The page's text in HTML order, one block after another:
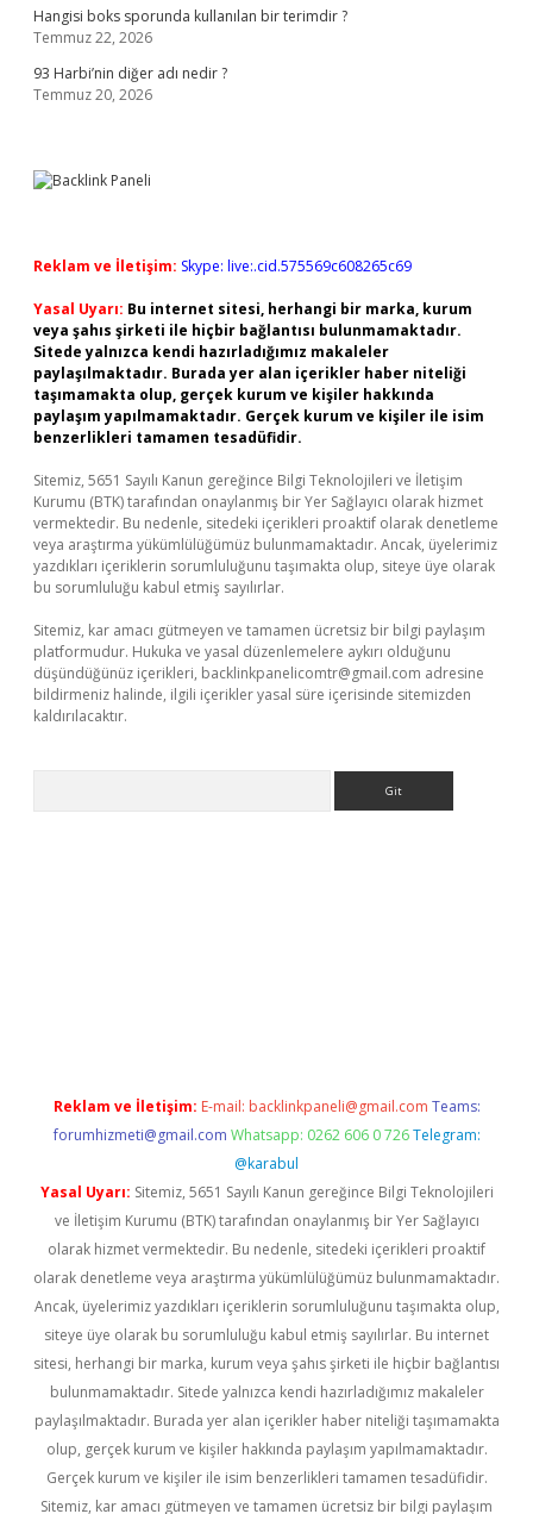
Hangisi boks sporunda kullanılan bir terimdir ?
Temmuz 22, 2026
93 Harbi’nin diğer adı nedir ?
Temmuz 20, 2026
Reklam ve İletişim: Skype: live:.cid.575569c608265c69
Yasal Uyarı: Bu internet sitesi, herhangi bir marka, kurum
veya şahıs şirketi ile hiçbir bağlantısı bulunmamaktadır.
Sitede yalnızca kendi hazırladığımız makaleler
paylaşılmaktadır. Burada yer alan içerikler haber niteliği
taşımamakta olup, gerçek kurum ve kişiler hakkında
paylaşım yapılmamaktadır. Gerçek kurum ve kişiler ile isim
benzerlikleri tamamen tesadüfidir.
Sitemiz, 5651 Sayılı Kanun gereğince Bilgi Teknolojileri ve İletişim
Kurumu (BTK) tarafından onaylanmış bir Yer Sağlayıcı olarak hizmet
vermektedir. Bu nedenle, sitedeki içerikleri proaktif olarak denetleme
veya araştırma yükümlülüğümüz bulunmamaktadır. Ancak, üyelerimiz
yazdıkları içeriklerin sorumluluğunu taşımakta olup, siteye üye olarak
bu sorumluluğu kabul etmiş sayılırlar.
Sitemiz, kar amacı gütmeyen ve tamamen ücretsiz bir bilgi paylaşım
platformudur. Hukuka ve yasal düzenlemelere aykırı olduğunu
düşündüğünüz içerikleri, backlinkpanelicomtr@gmail.com adresine
bildirmeniz halinde, ilgili içerikler yasal süre içerisinde sitemizden
kaldırılacaktır.
Reklam ve İletişim: E-mail: backlinkpaneli@gmail.com Teams:
forumhizmeti@gmail.com Whatsapp: 0262 606 0 726 Telegram:
@karabul
Yasal Uyarı: Sitemiz, 5651 Sayılı Kanun gereğince Bilgi Teknolojileri
ve İletişim Kurumu (BTK) tarafından onaylanmış bir Yer Sağlayıcı
olarak hizmet vermektedir. Bu nedenle, sitedeki içerikleri proaktif
olarak denetleme veya araştırma yükümlülüğümüz bulunmamaktadır.
Ancak, üyelerimiz yazdıkları içeriklerin sorumluluğunu taşımakta olup,
siteye üye olarak bu sorumluluğu kabul etmiş sayılırlar. Bu internet
sitesi, herhangi bir marka, kurum veya şahıs şirketi ile hiçbir bağlantısı
bulunmamaktadır. Sitede yalnızca kendi hazırladığımız makaleler
paylaşılmaktadır. Burada yer alan içerikler haber niteliği taşımamakta
olup, gerçek kurum ve kişiler hakkında paylaşım yapılmamaktadır.
Gerçek kurum ve kişiler ile isim benzerlikleri tamamen tesadüfidir.
Sitemiz, kar amacı gütmeyen ve tamamen ücretsiz bir bilgi paylaşım